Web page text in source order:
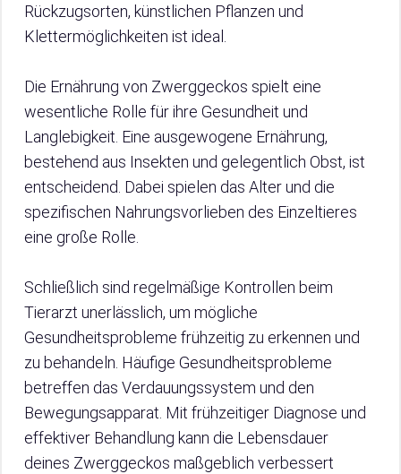
Rückzugsorten, künstlichen Pflanzen und
Klettermöglichkeiten ist ideal.
Die Ernährung von Zwerggeckos spielt eine
wesentliche Rolle für ihre Gesundheit und
Langlebigkeit. Eine ausgewogene Ernährung,
bestehend aus Insekten und gelegentlich Obst, ist
entscheidend. Dabei spielen das Alter und die
spezifischen Nahrungsvorlieben des Einzeltieres
eine große Rolle.
Schließlich sind regelmäßige Kontrollen beim
Tierarzt unerlässlich, um mögliche
Gesundheitsprobleme frühzeitig zu erkennen und
zu behandeln. Häufige Gesundheitsprobleme
betreffen das Verdauungssystem und den
Bewegungsapparat. Mit frühzeitiger Diagnose und
effektiver Behandlung kann die Lebensdauer
deines Zwerggeckos maßgeblich verbessert